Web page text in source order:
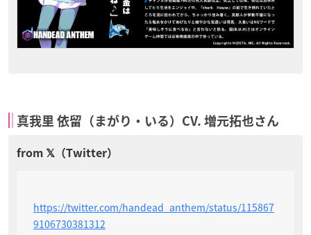
真我里 依留（まがり・いる）CV. 増元拓也さん
https://twitter.com/handead_anthem/status/115867
9106730381312